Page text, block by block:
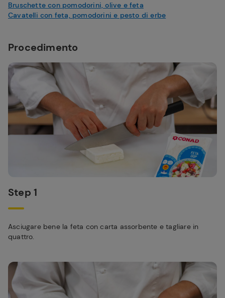
Bruschette con pomodorini, olive e feta
Cavatelli con feta, pomodorini e pesto di erbe
Procedimento
Step 1
Asciugare bene la feta con carta assorbente e tagliare in
quattro.